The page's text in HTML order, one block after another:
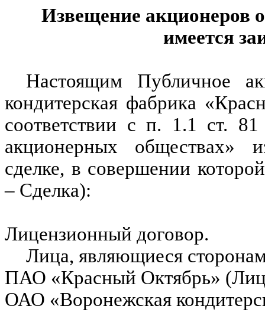
Извещение акционеров
имеется
Настоящим Публичное
кондитерская фабрика
соответствии с п. 1.1 ст.
акционерных обществах»
сделке, в совершении
– Сделка):
Лицензионный договор.
Лица, являющиеся
ПАО «Красный Октябрь»
ОАО «Воронежская